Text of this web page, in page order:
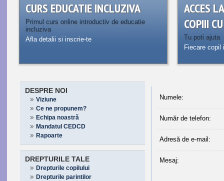
CURS EDUCATIE INCLUZIVA
Primul curs online introductiv de educatie
incluziva
Afla detalii si inscrie-te
ACCES
COPIII
Tu poti ajuta
Fiecare
DESPRE NOI
Viziune
Ce ne propunem?
Echipa noastră
Mandatul CEDCD
Rapoarte
DREPTURILE TALE
Drepturile copilului
Drepturile parintilor
Numele:
Număr de telefon:
Adresă de e-mail:
Mesaj: